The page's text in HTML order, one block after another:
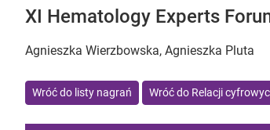
XI Hematology Experts
Agnieszka Wierzbowska, Agnieszka Pluta
Wróć do listy nagrań Wróć do Relacji